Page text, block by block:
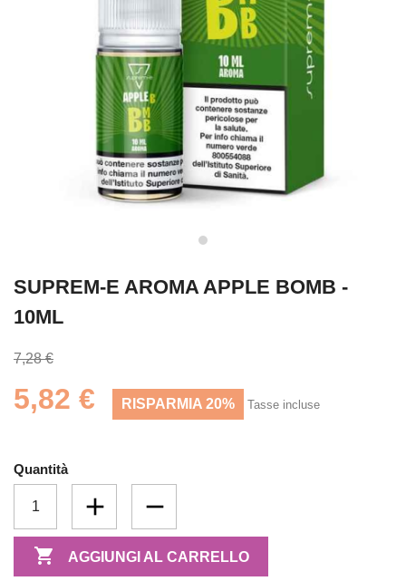
SUPREM-E AROMA APPLE BOMB -
10ML
7,28 €
5,82 € RISPARMIA 20% Tasse incluse
Quantità
 AGGIUNGI AL CARRELLO